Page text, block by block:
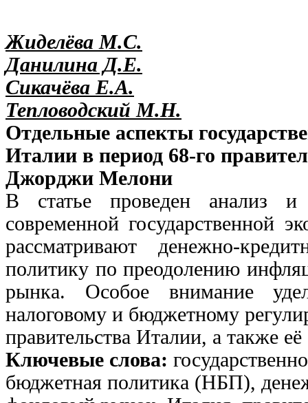
Жиделёва М.C.
Данилина Д.Е.
Сикачёва Е.А.
Тепловодский М.Н.
Отдельные аспекты
Италии в период 68-го
Джорджи Мелони
В статье проведен анализ и
современной государственной
рассматривают денежно-
политику по преодолению
рынка. Особое внимание
налоговому и бюджетному
правительства Италии, а также
Ключевые слова:
бюджетная политика (НБП),